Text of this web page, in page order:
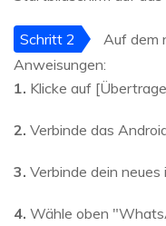
Schritt 2
Auf dem
Anweisungen:
1. Klicke auf
2. Verbinde das
3. Verbinde dein neues
4. Wähle oben